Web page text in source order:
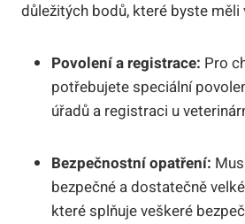
důležitých bodů, které byste měli
Povolení a registrace: Pro
potřebujete speciální
úřadů a registraci u
Bezpečnostní opatření:
bezpečné a dostatečně
které splňuje veškeré